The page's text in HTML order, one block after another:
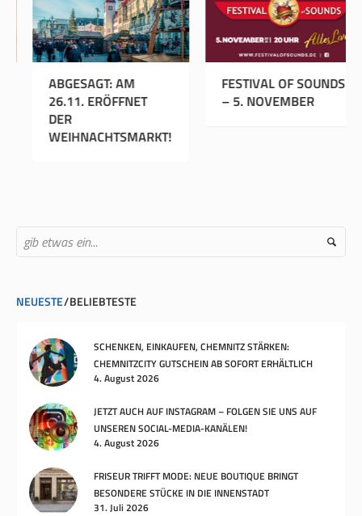
CORONA-
SACHSEN
ABGESAGT: AM
26.11. ERÖFFNET
WEIHNACHTSMARKT!
NEUESTE BELIEBTESTE
SCHENKEN, EINKAUFEN, CHEMNITZ STÄRKEN:
CHEMNITZCITY GUTSCHEIN AB SOFORT ERHÄLTLICH
4. August 2026
JETZT AUCH AUF INSTAGRAM – FOLGEN SIE UNS AUF
UNSEREN SOCIAL-MEDIA-KANÄLEN!
4. August 2026
FRISEUR TRIFFT MODE: NEUE BOUTIQUE BRINGT
BESONDERE STÜCKE IN DIE INNENSTADT
31. Juli 2026